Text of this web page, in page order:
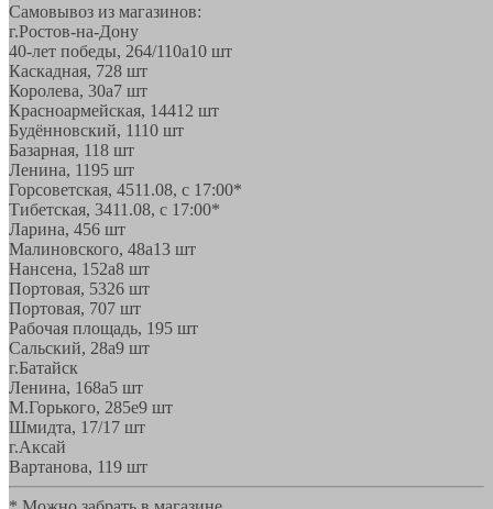
Самовывоз из магазинов:
г.Ростов-на-Дону
40-лет победы, 264/110а10 шт
Каскадная, 728 шт
Королева, 30а7 шт
Красноармейская, 14412 шт
Будённовский, 1110 шт
Базарная, 118 шт
Ленина, 1195 шт
Горсоветская, 4511.08, с 17:00*
Тибетская, 3411.08, с 17:00*
Ларина, 456 шт
Малиновского, 48а13 шт
Нансена, 152а8 шт
Портовая, 5326 шт
Портовая, 707 шт
Рабочая площадь, 195 шт
Сальский, 28a9 шт
г.Батайск
Ленина, 168а5 шт
М.Горького, 285е9 шт
Шмидта, 17/1 7 шт
г.Аксай
Вартанова, 119 шт